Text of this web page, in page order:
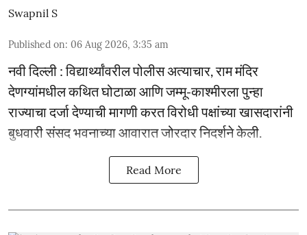
Swapnil S
Published on: 06 Aug 2026, 3:35 am
नवी दिल्ली : विद्यार्थ्यांवरील पोलीस अत्याचार, राम मंदिर
देणग्यांमधील कथित घोटाळा आणि जम्मू-काश्मीरला पुन्हा
राज्याचा दर्जा देण्याची मागणी करत विरोधी पक्षांच्या खासदारांनी
बुधवारी संसद भवनाच्या आवारात जोरदार निदर्शने केली.
Read More